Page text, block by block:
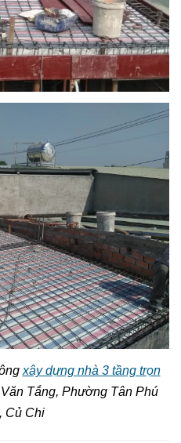
xây dựng nhà 3 tầng trọn
Tắng, Phường Tân Phú
Củ Chi